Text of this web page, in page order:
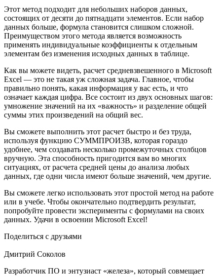
Этот метод подходит для небольших наборов данных,
состоящих от десяти до пятнадцати элементов. Если набор
данных больше, формула становится слишком сложной.
Преимуществом этого метода является возможность
применять индивидуальные коэффициенты к отдельным
элементам без изменения исходных данных в таблице.
Как вы можете видеть, расчет средневзвешенного в Microsoft
Excel — это не такая уж сложная задача. Главное, чтобы
правильно понять, какая информация у вас есть, и что
означает каждая цифра. Все состоит из двух основных шагов:
умножение значений на их «важность» и разделение общей
суммы этих произведений на общий вес.
Вы сможете выполнить этот расчет быстро и без труда,
используя функцию СУММПРОИЗВ, которая гораздо
удобнее, чем создавать несколько промежуточных столбцов
вручную. Эта способность пригодится вам во многих
ситуациях, от расчета средней цены до анализа любых
данных, где одни числа имеют больше значений, чем другие.
Вы сможете легко использовать этот простой метод на работе
или в учебе. Чтобы окончательно подтвердить результат,
попробуйте провести эксперименты с формулами на своих
данных. Удачи в освоении Microsoft Excel!
Поделиться с друзьями
Дмитрий Соколов
Разработчик ПО и энтузиаст «железа», который совмещает